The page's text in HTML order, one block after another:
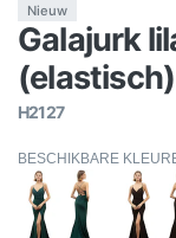
Nieuw
Galajurk
(elastisch)
H2127
BESCHIKBARE